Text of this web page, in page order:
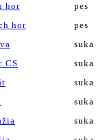
hor
pes
hor
pes
suka
CS
suka
suka
suka
suka